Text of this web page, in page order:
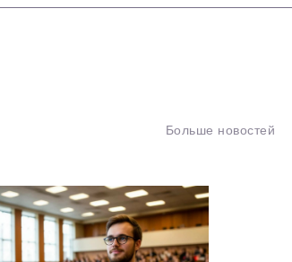
Больше новостей